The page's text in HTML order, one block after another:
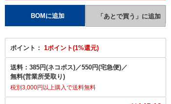
ポイント： 1ポイント(1%還元)
送料： 385円(ネコポス)／550円(宅急便)／
無料(営業所受取り)
税別3,000円以上購入で送料無料